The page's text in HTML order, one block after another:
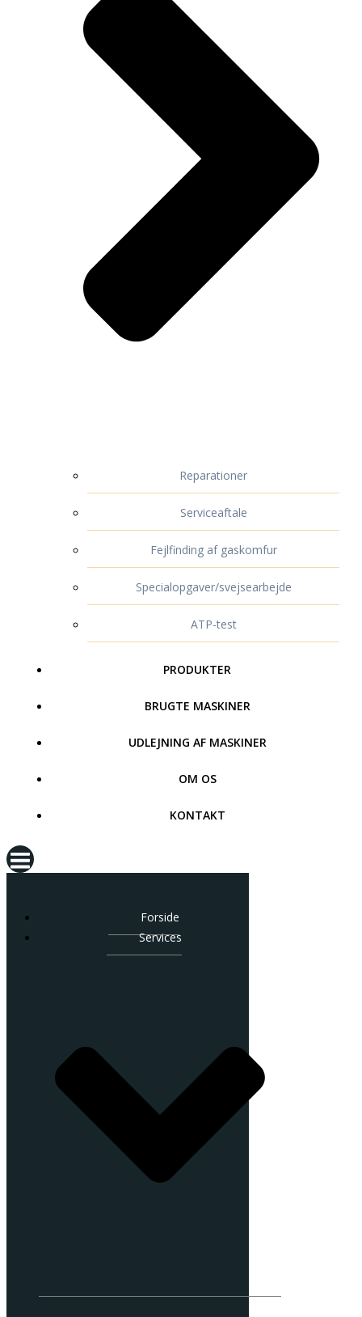
Reparationer
Serviceaftale
Fejlfinding af gaskomfur
Specialopgaver/svejsearbejde
ATP-test
PRODUKTER
BRUGTE MASKINER
UDLEJNING AF MASKINER
OM OS
KONTAKT
Forside
Services